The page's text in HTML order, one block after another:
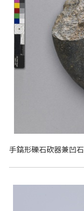
手鎬形礫石砍器兼凹石